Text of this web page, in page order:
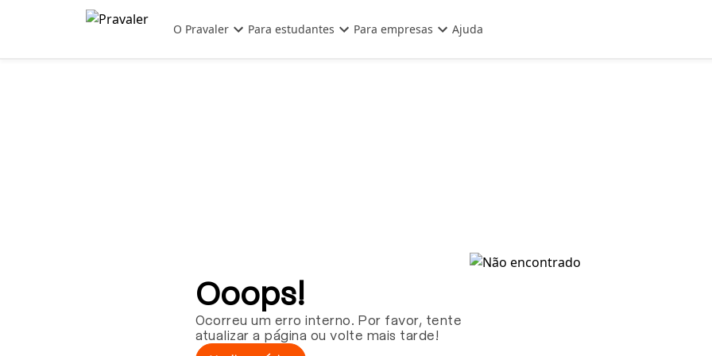
Pular para o conteúdo principal
O Pravaler Para estudantes Para empresas Ajuda
Ooops!
Ocorreu um erro interno. Por favor, tente
atualizar a página ou volte mais tarde!